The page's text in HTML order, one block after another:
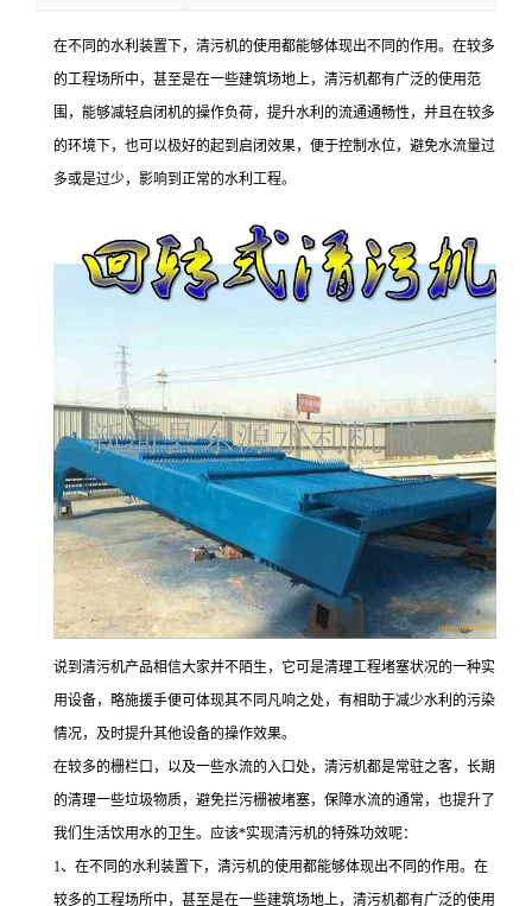
在不同的水利装置下，清污机的使用都能够体现出不同的作用。在较多
的工程场所中，甚至是在一些建筑场地上，清污机都有广泛的使用范
围，能够减轻启闭机的操作负荷，提升水利的流通通畅性，并且在较多
的环境下，也可以极好的起到启闭效果，便于控制水位，避免水流量过
多或是过少，影响到正常的水利工程。
说到清污机产品相信大家并不陌生，它可是清理工程堵塞状况的一种实
用设备，略施援手便可体现其不同凡响之处，有相助于减少水利的污染
情况，及时提升其他设备的操作效果。
在较多的栅栏口，以及一些水流的入口处，清污机都是常驻之客，长期
的清理一些垃圾物质，避免拦污栅被堵塞，保障水流的通常，也提升了
我们生活饮用水的卫生。应该*实现清污机的特殊功效呢：
1、在不同的水利装置下，清污机的使用都能够体现出不同的作用。在
较多的工程场所中，甚至是在一些建筑场地上，清污机都有广泛的使用